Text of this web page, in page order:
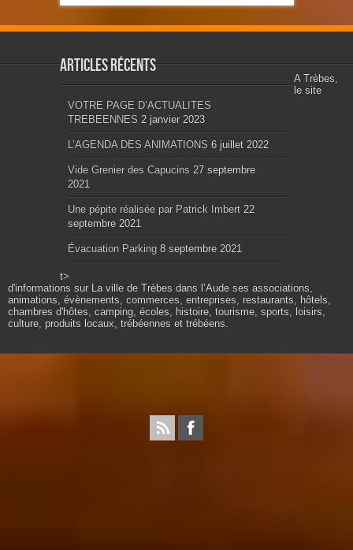
Articles récents
VOTRE PAGE D’ACTUALITES
TREBEENNES 2 janvier 2023
L’AGENDA DES ANIMATIONS 6 juillet 2022
Vide Grenier des Capucins 27 septembre
2021
Une pépite réalisée par Patrick Imbert 22
septembre 2021
Évacuation Parking 8 septembre 2021
t>
A Trèbes,
le site
d'informations sur La ville de Trèbes dans l’Aude ses associations,
animations, évènements, commerces, entreprises, restaurants, hôtels,
chambres d'hôtes, camping, écoles, histoire, tourisme, sports, loisirs,
culture, produits locaux, trébéennes et trébéens.